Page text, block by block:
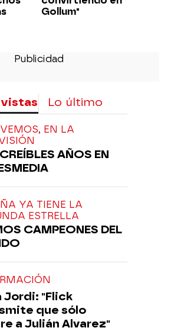
Gollum"
vistas Lo último
EN LA
AÑOS EN
YA TIENE LA
ESTRELLA
CAMPEONES DEL
Jordi: "Flick
que sólo
a Julián Alvarez"